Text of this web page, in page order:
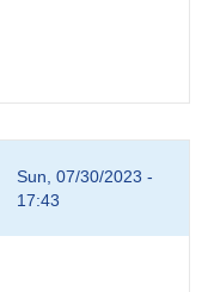
Sun, 07/30/2023 -
17:43